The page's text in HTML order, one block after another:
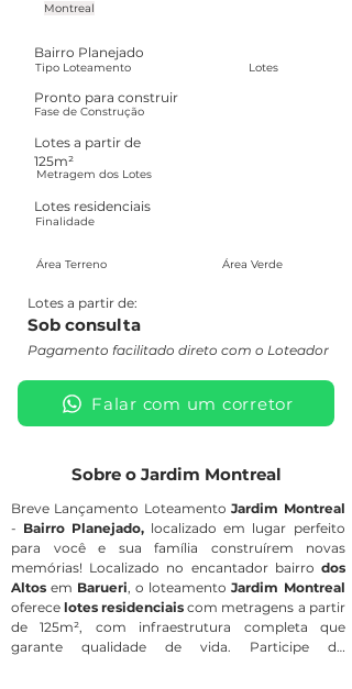
Montreal
Bairro Planejado
Tipo Loteamento Lotes
Pronto para construir
Fase de Construção
Lotes a partir de
125m²
Metragem dos Lotes
Lotes residenciais
Finalidade
Área Terreno Área Verde
Lotes a partir de:
Sob consulta
Pagamento facilitado direto com o Loteador
Falar com um corretor
Sobre o Jardim Montreal
Breve Lançamento Loteamento Jardim Montreal
- Bairro Planejado, localizado em lugar perfeito
para você e sua família construírem novas
memórias! Localizado no encantador bairro dos
Altos em Barueri, o loteamento Jardim Montreal
oferece lotes residenciais com metragens a partir
de 125m², com infraestrutura completa que
garante qualidade de vida. Participe do